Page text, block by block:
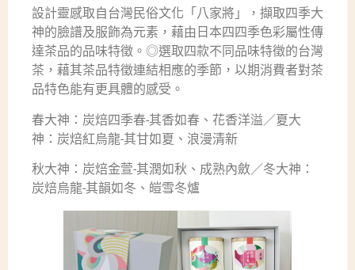
設計靈感取自台灣民俗文化「八家將」，擷取四季大
神的臉譜及服飾為元素，藉由日本四四季色彩屬性傳
達茶品的品味特徵。◎選取四款不同品味特徵的台灣
茶，藉其茶品特徵連結相應的季節，以期消費者對茶
品特色能有更具體的感受。
春大神：炭焙四季春-其香如春、花香洋溢／夏大
神：炭焙紅烏龍-其甘如夏、浪漫清新
秋大神：炭焙金萱-其潤如秋、成熟內斂／冬大神：
炭焙烏龍-其韻如冬、皚雪冬爐